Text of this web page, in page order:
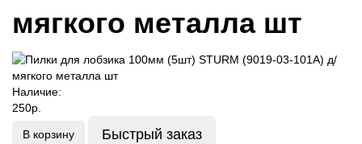
мягкого металла шт
Наличие:
250р.
В корзину Быстрый заказ